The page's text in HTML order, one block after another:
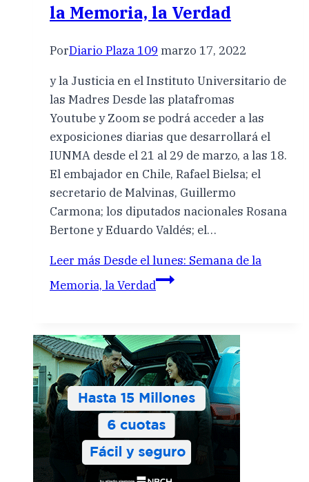
la Memoria, la Verdad
PorDiario Plaza 109 marzo 17, 2022
y la Justicia en el Instituto Universitario de
las Madres Desde las platafromas
Youtube y Zoom se podrá acceder a las
exposiciones diarias que desarrollará el
IUNMA desde el 21 al 29 de marzo, a las 18.
El embajador en Chile, Rafael Bielsa; el
secretario de Malvinas, Guillermo
Carmona; los diputados nacionales Rosana
Bertone y Eduardo Valdés; el…
Leer más Desde el lunes: Semana de la
Memoria, la Verdad